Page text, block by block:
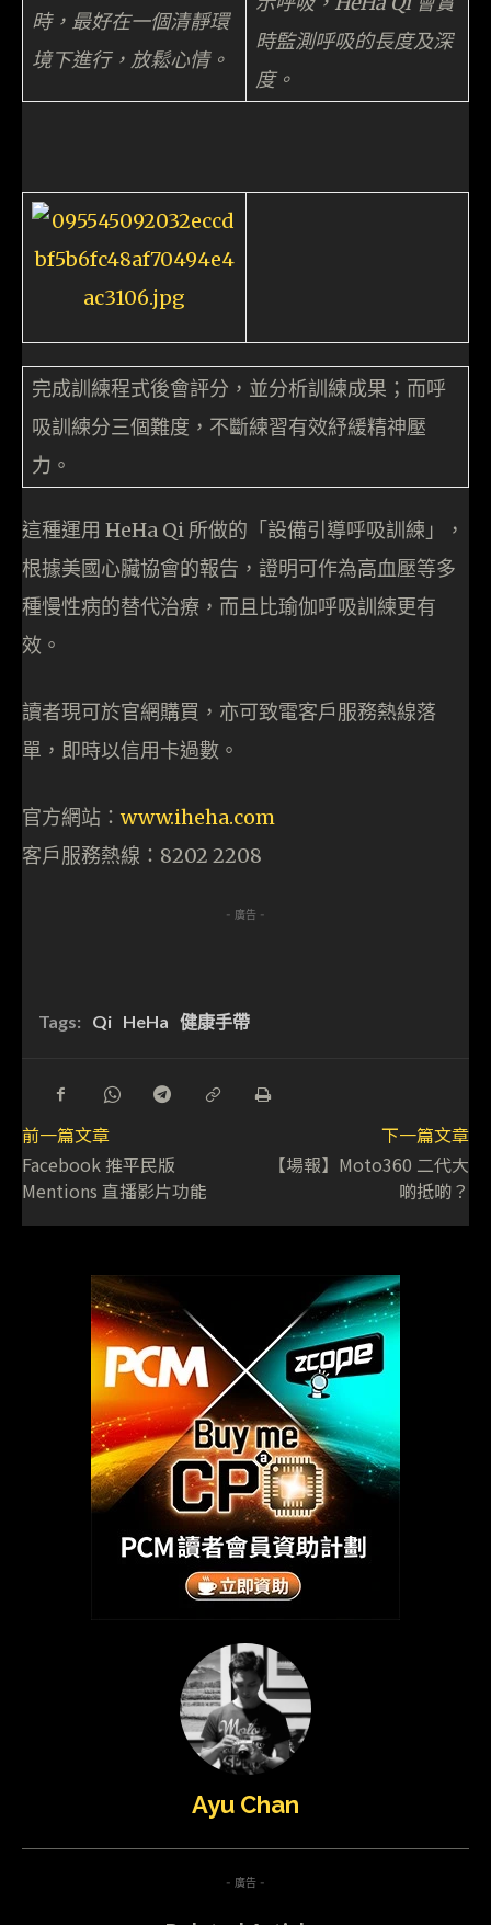
時，最好在一個清靜環
境下進行，放鬆心情。
時監測呼吸的長度及深
度。
完成訓練程式後會評分，並分析訓練成果；而呼
吸訓練分三個難度，不斷練習有效紓緩精神壓
力。
這種運用 HeHa Qi 所做的「設備引導呼吸訓練」，
根據美國心臟協會的報告，證明可作為高血壓等多
種慢性病的替代治療，而且比瑜伽呼吸訓練更有
效。
讀者現可於官網購買，亦可致電客戶服務熱線落
單，即時以信用卡過數。
官方網站： www.iheha.com
客戶服務熱線：8202 2208
- 廣告 -
Tags: Qi HeHa 健康手帶
前一篇文章
Facebook 推平民版
Mentions 直播影片功能
下一篇文章
【場報】Moto360 二代大
啲抵啲？
Ayu Chan
- 廣告 -